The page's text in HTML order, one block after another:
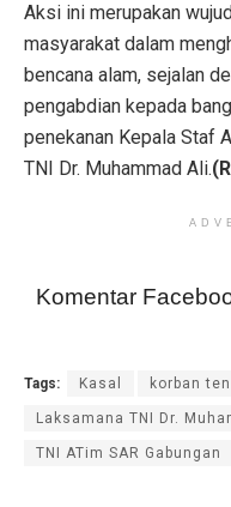
Aksi ini merupakan
masyarakat dalam
bencana alam, sejalan
pengabdian kepada
penekanan Kepala Staf
TNI Dr. Muhammad Ali.
Komentar
Tags: Kasal korban
Laksamana TNI Dr.
TNI ATim SAR Gabungan